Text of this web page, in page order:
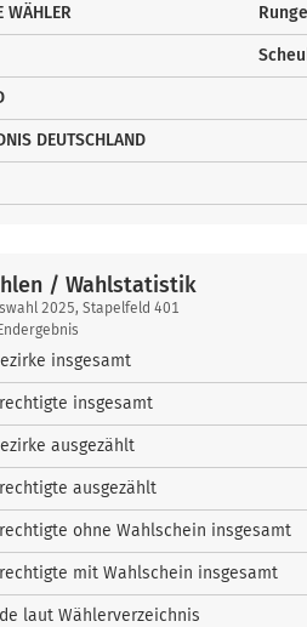
WÄHLER
DEUTSCHLAND
/ Wahlstatistik
2025, Stapelfeld 401
insgesamt
insgesamt
ausgezählt
ausgezählt
ohne Wahlschein insgesamt
mit Wahlschein insgesamt
laut Wählerverzeichnis